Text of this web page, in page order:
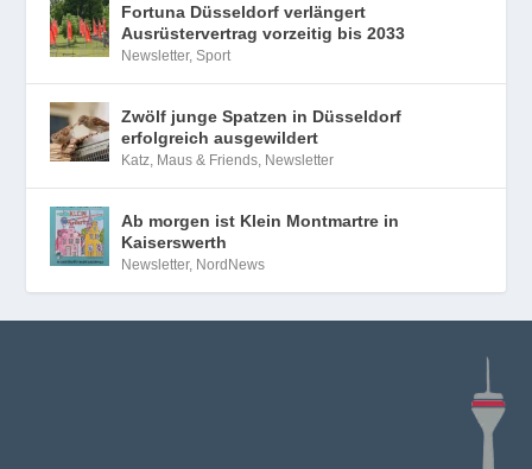
Fortuna Düsseldorf verlängert
Ausrüstervertrag vorzeitig bis 2033
Newsletter,Sport
Zwölf junge Spatzen in Düsseldorf
erfolgreich ausgewildert
Katz, Maus & Friends, Newsletter
Ab morgen ist Klein Montmartre in
Kaiserswerth
Newsletter, NordNews